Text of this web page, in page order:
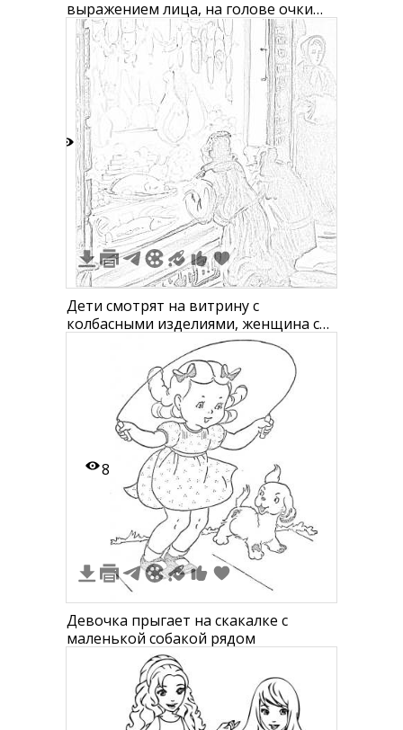
выражением лица, на голове очки
путешественника, на фоне деревья и
историческое здание
Дети смотрят на витрину с
колбасными изделиями, женщина с
младенцем стоит рядом
8
Девочка прыгает на скакалке с
маленькой собакой рядом